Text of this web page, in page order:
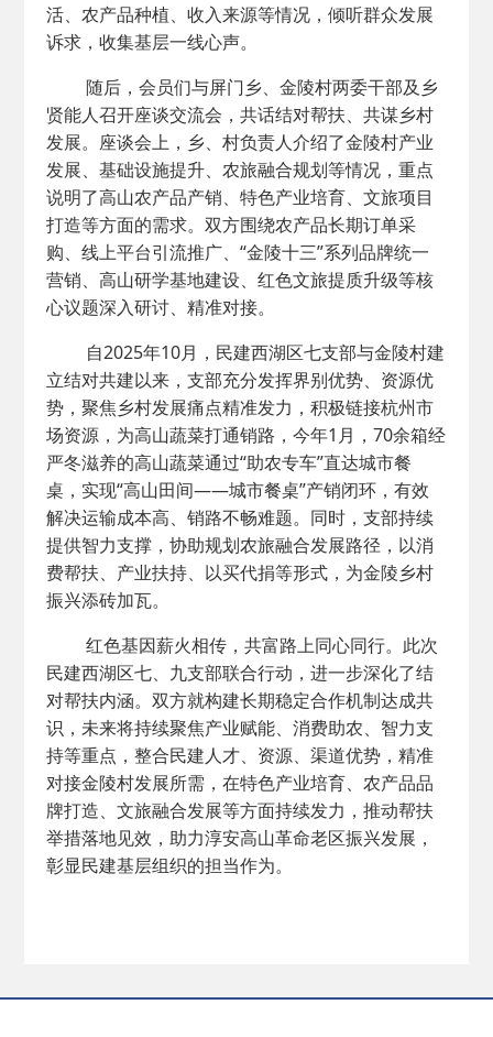
活、农产品种植、收入来源等情况，倾听群众发展
诉求，收集基层一线心声。
随后，会员们与屏门乡、金陵村两委干部及乡
贤能人召开座谈交流会，共话结对帮扶、共谋乡村
发展。座谈会上，乡、村负责人介绍了金陵村产业
发展、基础设施提升、农旅融合规划等情况，重点
说明了高山农产品产销、特色产业培育、文旅项目
打造等方面的需求。双方围绕农产品长期订单采
购、线上平台引流推广、“金陵十三”系列品牌统一
营销、高山研学基地建设、红色文旅提质升级等核
心议题深入研讨、精准对接。
自2025年10月，民建西湖区七支部与金陵村建
立结对共建以来，支部充分发挥界别优势、资源优
势，聚焦乡村发展痛点精准发力，积极链接杭州市
场资源，为高山蔬菜打通销路，今年1月，70余箱经
严冬滋养的高山蔬菜通过“助农专车”直达城市餐
桌，实现“高山田间——城市餐桌”产销闭环，有效
解决运输成本高、销路不畅难题。同时，支部持续
提供智力支撑，协助规划农旅融合发展路径，以消
费帮扶、产业扶持、以买代捐等形式，为金陵乡村
振兴添砖加瓦。
红色基因薪火相传，共富路上同心同行。此次
民建西湖区七、九支部联合行动，进一步深化了结
对帮扶内涵。双方就构建长期稳定合作机制达成共
识，未来将持续聚焦产业赋能、消费助农、智力支
持等重点，整合民建人才、资源、渠道优势，精准
对接金陵村发展所需，在特色产业培育、农产品品
牌打造、文旅融合发展等方面持续发力，推动帮扶
举措落地见效，助力淳安高山革命老区振兴发展，
彰显民建基层组织的担当作为。